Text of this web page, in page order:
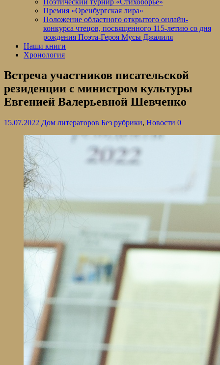
Премия «Оренбургская лира»
Положение областного открытого онлайн-
конкурса чтецов, посвященного 115-летию со дня
рождения Поэта-Героя Мусы Джалиля
Наши книги
Хронология
Встреча участников писательской
резиденции с министром культуры
Евгенией Валерьевной Шевченко
15.07.2022 Дом литераторов Без рубрики, Новости 0